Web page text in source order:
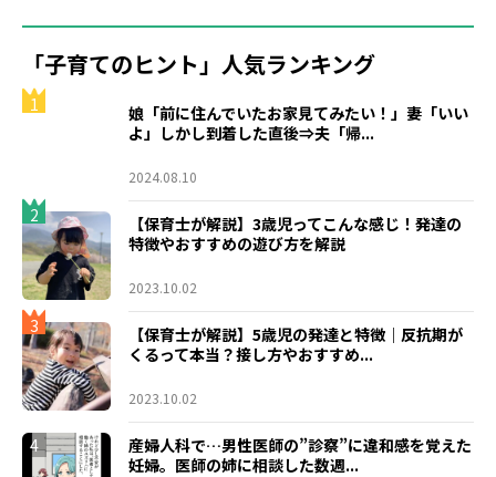
「子育てのヒント」人気ランキング
1
娘「前に住んでいたお家見てみたい！」妻「いい
よ」しかし到着した直後⇒夫「帰...
2024.08.10
2
【保育士が解説】3歳児ってこんな感じ！発達の
特徴やおすすめの遊び方を解説
2023.10.02
3
【保育士が解説】5歳児の発達と特徴｜反抗期が
くるって本当？接し方やおすすめ...
2023.10.02
4
産婦人科で…男性医師の”診察”に違和感を覚えた
妊婦。医師の姉に相談した数週...